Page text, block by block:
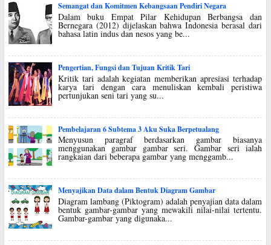
Semangat dan Komitmen Kebangsaan Pendiri Negara
Dalam buku Empat Pilar Kehidupan Berbangsa dan
Bernegara (2012) dijelaskan bahwa Indonesia berasal dari
bahasa latin indus dan nesos yang be...
Pengertian, Fungsi dan Tujuan Kritik Tari
Kritik tari adalah kegiatan memberikan apresiasi terhadap
karya tari dengan cara menuliskan kembali peristiwa
pertunjukan seni tari yang su...
Pembelajaran 6 Subtema 3 Aku Suka Berpetualang
Menyusun paragraf berdasarkan gambar biasanya
menggunakan gambar gambar seri. Gambar seri ialah
rangkaian dari beberapa gambar yang menggamb...
Menyajikan Data dalam Bentuk Diagram Gambar
Diagram lambang (Piktogram) adalah penyajian data dalam
bentuk gambar-gambar yang mewakili nilai-nilai tertentu.
Gambar-gambar yang digunaka...